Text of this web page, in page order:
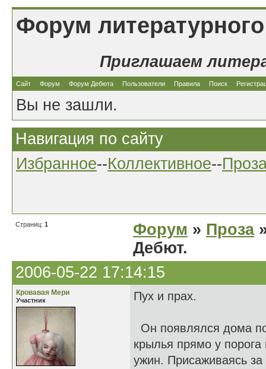
Форум
Приглашаем
Сайт Форум Форум Дебюта Пользователи Правила Поиск
Вы не зашли.
Навигация по сайту
Избранное--Коллективное--
Страниц: 1 Форум » Проза
Дебют.
2006-05-22 17:14:15
Кровавая Мери
Участник Пух и прах.
Он появлялся дома
крылья прямо у
ужин. Присаживаясь